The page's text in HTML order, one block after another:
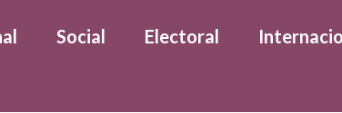
Social Electoral